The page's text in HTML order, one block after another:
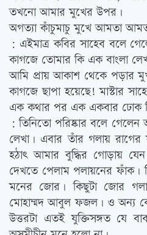
তখনো আমার মুখের উপর।
অগত্যা কাঁচুমাচু মুখে আমতা
: এইমাত্র কবির সাহেব বলে
কাগজে তোমার কি এক বাংলা
আমি প্রায় আকাশ থেকে পড়ার
কাগজে ছাপা হয়েছে! মাস্টার
এক কথার পর এক একবার ঢোক
: তিনিতো পরিষ্কার বলে
লেখা। এবার তাঁর গলায়
হঠাৎ আমার বুদ্ধির গোড়ায়
দেখতে পেলাম পলায়নের ফাঁক।
মনের জোর। কিছুটা জোর
মোহাম্মদ আবুল ফজল। ও অন্য
উত্তরটা এতই যুক্তিসঙ্গত যে